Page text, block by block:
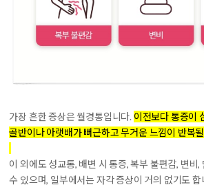
가장 흔한 증상은 월경통입니다. 이전보다 통증이
골반이나 아랫배가 뻐근하고 무거운 느낌이 반복
이 외에도 성교통, 배변 시 통증, 복부 불편감, 변비
수 있으며, 일부에서는 자각 증상이 거의 없기도 합